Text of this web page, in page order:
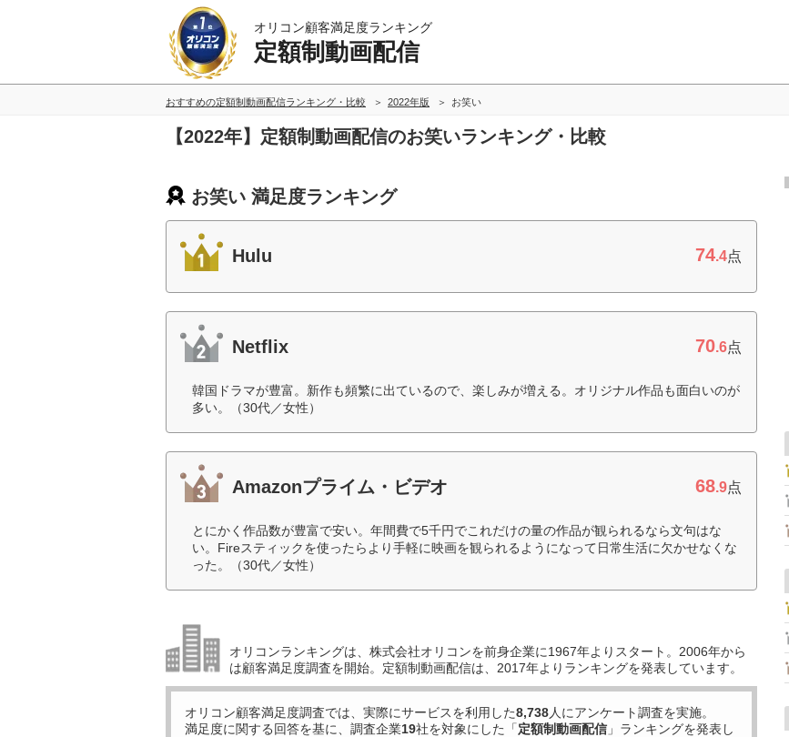
オリコン顧客満足度ランキング
定額制動画配信
おすすめの定額制動画配信ランキング・比較 2022年版 お笑い
【2022年】定額制動画配信のお笑いランキング・比較
お笑い 満足度ランキング
Hulu 74.4点
Netflix 70.6点
韓国ドラマが豊富。新作も頻繁に出ているので、楽しみが増える。オリジナル作品も面白いのが
多い。（30代／女性）
Amazonプライム・ビデオ 68.9点
とにかく作品数が豊富で安い。年間費で5千円でこれだけの量の作品が観られるなら文句はな
い。Fireスティックを使ったらより手軽に映画を観られるようになって日常生活に欠かせなくな
った。（30代／女性）
オリコンランキングは、株式会社オリコンを前身企業に1967年よりスタート。2006年から
は顧客満足度調査を開始。定額制動画配信は、2017年よりランキングを発表しています。
オリコン顧客満足度調査では、実際にサービスを利用した8,738人にアンケート調査を実施。
満足度に関する回答を基に、調査企業19社を対象にした「定額制動画配信 」ランキングを発表し